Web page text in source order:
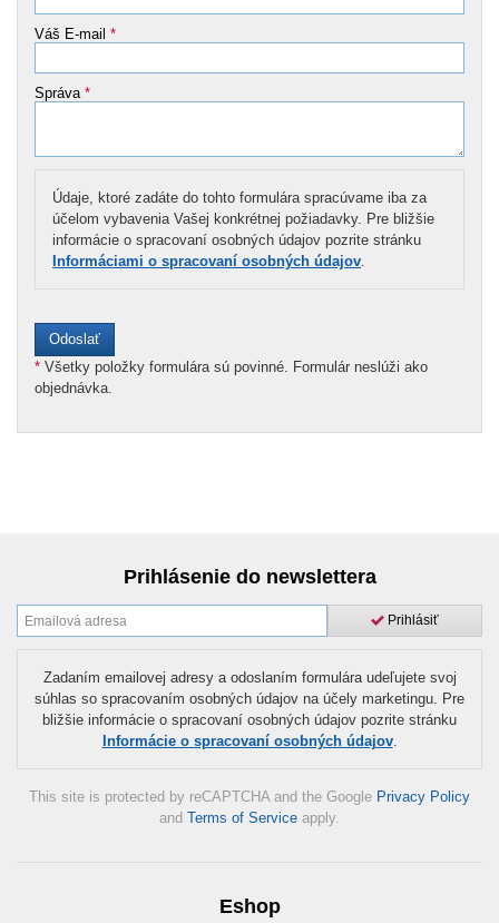
Váš E-mail *
Správa *
Údaje, ktoré zadáte do tohto formulára spracúvame iba za
účelom vybavenia Vašej konkrétnej požiadavky. Pre bližšie
informácie o spracovaní osobných údajov pozrite stránku
Informáciami o spracovaní osobných údajov.
* Všetky položky formulára sú povinné. Formulár neslúži ako
objednávka.
Prihlásenie do newslettera
Prihlásiť
Zadaním emailovej adresy a odoslaním formulára udeľujete svoj
súhlas so spracovaním osobných údajov na účely marketingu. Pre
bližšie informácie o spracovaní osobných údajov pozrite stránku
Informácie o spracovaní osobných údajov.
This site is protected by reCAPTCHA and the Google Privacy Policy
and Terms of Service apply.
Eshop